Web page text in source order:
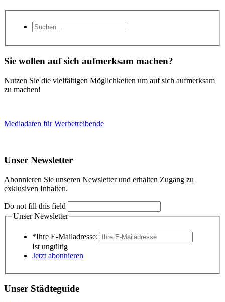
Sie wollen auf sich aufmerksam machen?
Nutzen Sie die vielfältigen Möglichkeiten um auf sich aufmerksam
zu machen!
Mediadaten für Werbetreibende
Unser Newsletter
Abonnieren Sie unseren Newsletter und erhalten Zugang zu
exklusiven Inhalten.
Do not fill this field
Unser Newsletter
*Ihre E-Mailadresse:
Ist ungültig
Jetzt abonnieren
Unser Städteguide